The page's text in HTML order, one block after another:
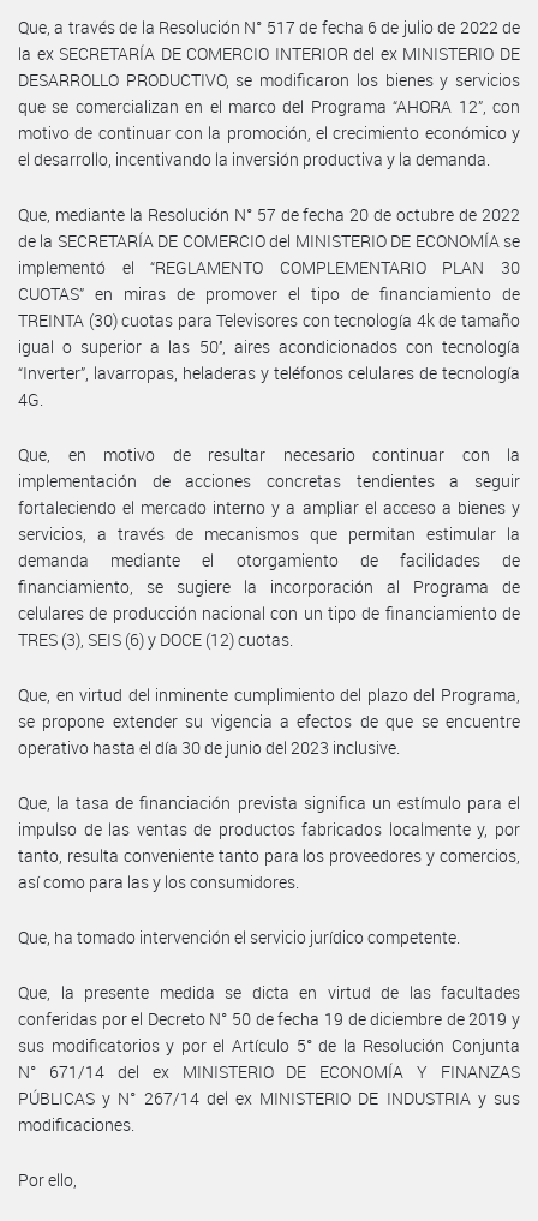
Que, a través de la Resolución N° 517 de fecha 6 de julio de 2022 de
la ex SECRETARÍA DE COMERCIO INTERIOR del ex MINISTERIO DE
DESARROLLO PRODUCTIVO, se modificaron los bienes y servicios
que se comercializan en el marco del Programa “AHORA 12”, con
motivo de continuar con la promoción, el crecimiento económico y
el desarrollo, incentivando la inversión productiva y la demanda.
Que, mediante la Resolución N° 57 de fecha 20 de octubre de 2022
de la SECRETARÍA DE COMERCIO del MINISTERIO DE ECONOMÍA se
implementó el “REGLAMENTO COMPLEMENTARIO PLAN 30
CUOTAS” en miras de promover el tipo de financiamiento de
TREINTA (30) cuotas para Televisores con tecnología 4k de tamaño
igual o superior a las 50’’, aires acondicionados con tecnología
“Inverter”, lavarropas, heladeras y teléfonos celulares de tecnología
4G.
Que, en motivo de resultar necesario continuar con la
implementación de acciones concretas tendientes a seguir
fortaleciendo el mercado interno y a ampliar el acceso a bienes y
servicios, a través de mecanismos que permitan estimular la
demanda mediante el otorgamiento de facilidades de
financiamiento, se sugiere la incorporación al Programa de
celulares de producción nacional con un tipo de financiamiento de
TRES (3), SEIS (6) y DOCE (12) cuotas.
Que, en virtud del inminente cumplimiento del plazo del Programa,
se propone extender su vigencia a efectos de que se encuentre
operativo hasta el día 30 de junio del 2023 inclusive.
Que, la tasa de financiación prevista significa un estímulo para el
impulso de las ventas de productos fabricados localmente y, por
tanto, resulta conveniente tanto para los proveedores y comercios,
así como para las y los consumidores.
Que, ha tomado intervención el servicio jurídico competente.
Que, la presente medida se dicta en virtud de las facultades
conferidas por el Decreto N° 50 de fecha 19 de diciembre de 2019 y
sus modificatorios y por el Artículo 5° de la Resolución Conjunta
N° 671/14 del ex MINISTERIO DE ECONOMÍA Y FINANZAS
PÚBLICAS y N° 267/14 del ex MINISTERIO DE INDUSTRIA y sus
modificaciones.
Por ello,